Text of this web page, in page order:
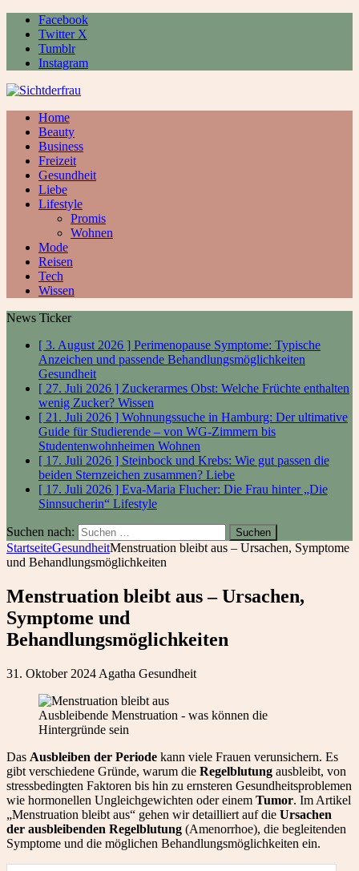
Facebook
Twitter X
Tumblr
Instagram
Home
Beauty
Business
Freizeit
Gesundheit
Liebe
Lifestyle
Promis
Wohnen
Mode
Reisen
Tech
Wissen
News Ticker
[ 3. August 2026 ] Perimenopause Symptome: Typische
Anzeichen und passende Behandlungsmöglichkeiten
Gesundheit
[ 27. Juli 2026 ] Zuckerarmes Obst: Welche Früchte enthalten
wenig Zucker? Wissen
[ 21. Juli 2026 ] Wohnungssuche in Hamburg: Der ultimative
Guide für Studierende – von WG-Zimmern bis
Studentenwohnheimen Wohnen
[ 17. Juli 2026 ] Steinbock und Krebs: Wie gut passen die
beiden Sternzeichen zusammen? Liebe
[ 17. Juli 2026 ] Eva-Maria Flucher: Die Frau hinter „Die
Sinnsucherin“ Lifestyle
Suchen nach:
StartseiteGesundheitMenstruation bleibt aus – Ursachen, Symptome
und Behandlungsmöglichkeiten
Menstruation bleibt aus – Ursachen,
Symptome und
Behandlungsmöglichkeiten
31. Oktober 2024 Agatha Gesundheit
Ausbleibende Menstruation - was können die
Hintergründe sein
Das Ausbleiben der Periode kann viele Frauen verunsichern. Es
gibt verschiedene Gründe, warum die Regelblutung ausbleibt, von
stressbedingten Faktoren bis hin zu ernsteren Gesundheitsproblemen
wie hormonellen Ungleichgewichten oder einem Tumor. Im Artikel
„Menstruation bleibt aus“ gehen wir detailliert auf die Ursachen
der ausbleibenden Regelblutung (Amenorrhoe), die begleitenden
Symptome und die möglichen Behandlungsmöglichkeiten ein.